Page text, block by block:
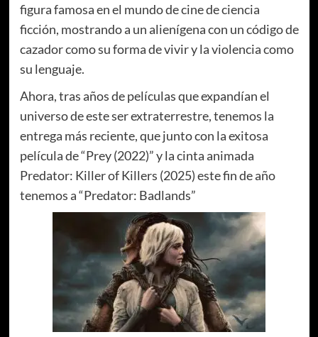
figura famosa en el mundo de cine de ciencia
ficción, mostrando a un alienígena con un código de
cazador como su forma de vivir y la violencia como
su lenguaje.
Ahora, tras años de películas que expandían el
universo de este ser extraterrestre, tenemos la
entrega más reciente, que junto con la exitosa
película de “Prey (2022)” y la cinta animada
Predator: Killer of Killers (2025) este fin de año
tenemos a “Predator: Badlands”